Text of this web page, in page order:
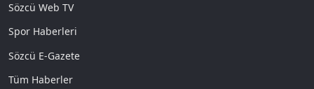
Sözcü Web TV
Spor Haberleri
Sözcü E-Gazete
Tüm Haberler